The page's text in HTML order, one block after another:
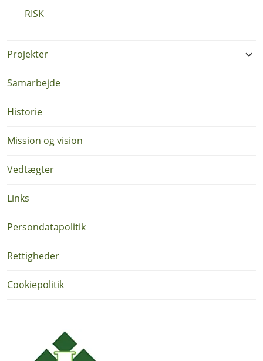
RISK
Projekter
Samarbejde
Historie
Mission og vision
Vedtægter
Links
Persondatapolitik
Rettigheder
Cookiepolitik